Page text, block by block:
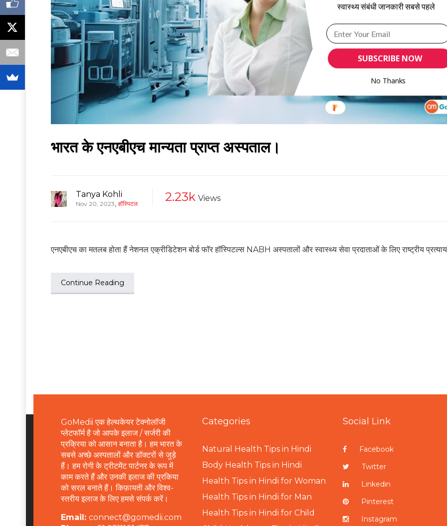
भारत के एनएबीएच मान्यता प्राप्त अस्पताल।
Tanya Kohli
Nov 20, 2023, हॉस्पिटल 2.23k Views
एनएबीएच का मतलब होता हैं नेशनल एक्रीडिटेशन बोर्ड फॉर हॉस्पिटल्स NABH अस्पतालों और स्वास्थ्य सेवा प्रदाताओं के लिए राष्ट्रीय
Continue Reading
GoMedii एक हेल्थकेयर टेक्नोलॉजी
प्लेटफॉर्म है जो आपके इलाज / सर्जरी की
प्रक्रिया को आसान बनाता है। हम भारत के
सबसे अच्छे अस्पतालों और डॉक्टरों से जुड़े
हैं। हम रोगी के ट्रीटमेंट पार्टनर के रूप में
काम करते हैं और उनकी इलाज की प्रकिया
को सरल बनाते हैं। किफ़ायती और विश्व-
स्तरीय इलाज के लिए हमसे संपर्क करें।
Email: connect@gomedii.com
Categories
Natural Health Tips in Hindi
Body Health Tips in Hindi
Health Tips in Hindi for Woman
Health Tips in Hindi for Man
Health Tips in Hindi for Child
Social Link
Facebook
Twitter
Linkedin
Pinterest
Instagram
SUBSCRIBE NOW
स्वास्थ्य संबंधी जानकारी सबसे पहले
No Thanks